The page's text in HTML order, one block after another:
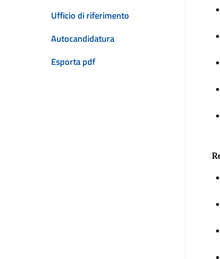
Ufficio di riferimento
Autocandidatura
Esporta pdf